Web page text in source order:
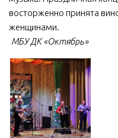
Контакты
восторженно принята
женщинами.
МБУ ДК «Октябрь»